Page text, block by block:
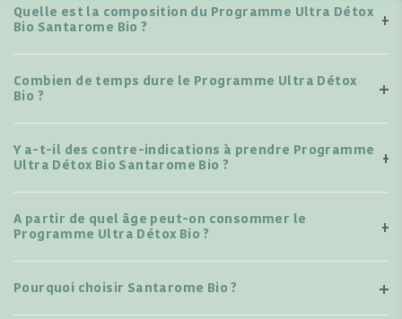
Quelle est la composition du Programme Ultra Détox
Bio Santarome Bio ?
Combien de temps dure le Programme Ultra Détox
Bio ?
Y a-t-il des contre-indications à prendre Programme
Ultra Détox Bio Santarome Bio ?
A partir de quel âge peut-on consommer le
Programme Ultra Détox Bio ?
Pourquoi choisir Santarome Bio ?